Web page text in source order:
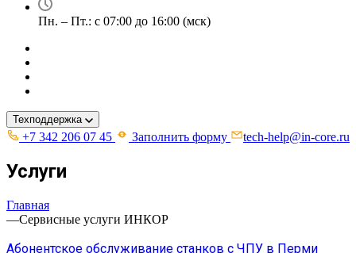
Пн. – Пт.: с 07:00 до 16:00 (мск)
Техподдержка
+7 342 206 07 45 Заполнить форму tech-help@in-core.ru
Услуги
Главная
—Сервисные услуги ИНКОР
Абонентское обслуживание станков с ЧПУ в Перми